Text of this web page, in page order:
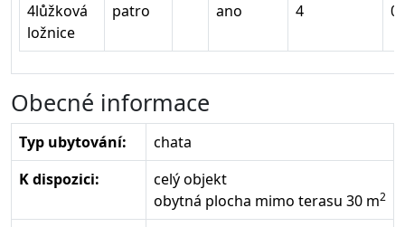
4lůžková
ložnice
patro ano 4 0
Obecné informace
Typ ubytování:
chata
K dispozici:
celý objekt
obytná plocha mimo terasu 30 m2